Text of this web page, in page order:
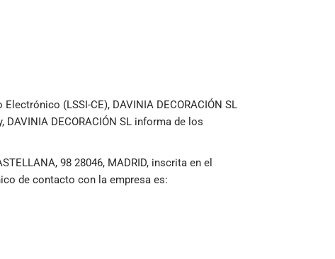
(LSSI-CE), DAVINIA DECORACIÓN SL
DECORACIÓN SL informa de los
98 28046, MADRID, inscrita en el
de contacto con la empresa es: